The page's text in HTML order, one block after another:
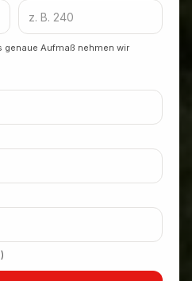
genaue Aufmaß nehmen wir